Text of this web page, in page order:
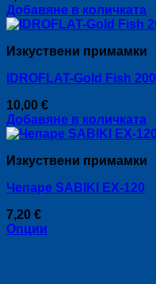
may
be
on
the
product
page
Добавяне в количката
Изкуствени примамки
IDROFLAT-Gold Fish 200
10,00 €
Добавяне в количката
Изкуствени примамки
Чепаре SABIKI EX-120
7,20 €
Опции